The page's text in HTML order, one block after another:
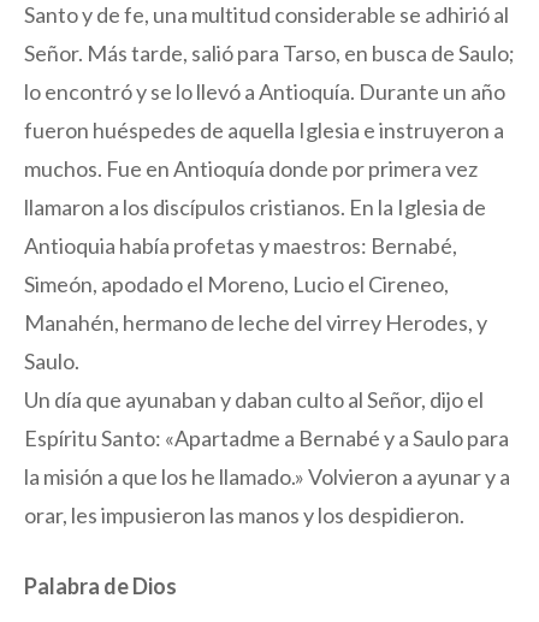
Santo y de fe, una multitud considerable se adhirió al
Señor. Más tarde, salió para Tarso, en busca de Saulo;
lo encontró y se lo llevó a Antioquía. Durante un año
fueron huéspedes de aquella Iglesia e instruyeron a
muchos. Fue en Antioquía donde por primera vez
llamaron a los discípulos cristianos. En la Iglesia de
Antioquia había profetas y maestros: Bernabé,
Simeón, apodado el Moreno, Lucio el Cireneo,
Manahén, hermano de leche del virrey Herodes, y
Saulo.
Un día que ayunaban y daban culto al Señor, dijo el
Espíritu Santo: «Apartadme a Bernabé y a Saulo para
la misión a que los he llamado.» Volvieron a ayunar y a
orar, les impusieron las manos y los despidieron.
Palabra de Dios